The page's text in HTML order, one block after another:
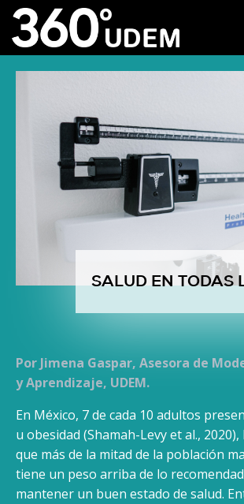
SALUD EN TODAS
Por Jimena Gaspar, Asesora de
y Aprendizaje, UDEM.
En México, 7 de cada 10 adultos
u obesidad (Shamah-Levy et al., 2020),
que más de la mitad de la población
tiene un peso arriba de lo
mantener un buen estado de salud.